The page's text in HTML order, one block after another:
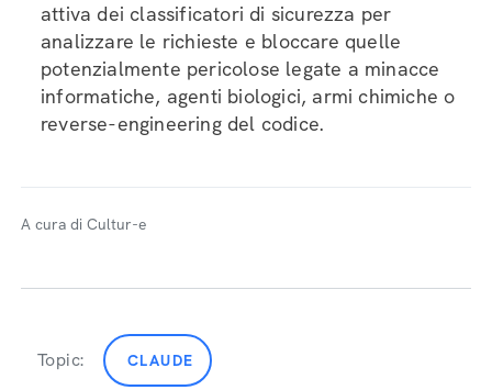
attiva dei classificatori di sicurezza per
analizzare le richieste e bloccare quelle
potenzialmente pericolose legate a minacce
informatiche, agenti biologici, armi chimiche o
reverse-engineering del codice.
A cura di Cultur-e
Topic: CLAUDE